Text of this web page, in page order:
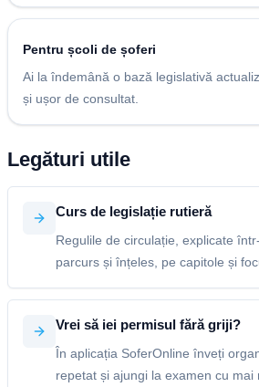
Pentru școli de șoferi
Ai la îndemână o bază legislativă
și ușor de consultat.
Legături utile
Curs de legislație rutieră
Regulile de circulație, explicate
parcurs și înțeles, pe capitole și
Vrei să iei permisul fără griji?
În aplicația SoferOnline înveți
repetat și ajungi la examen cu mai